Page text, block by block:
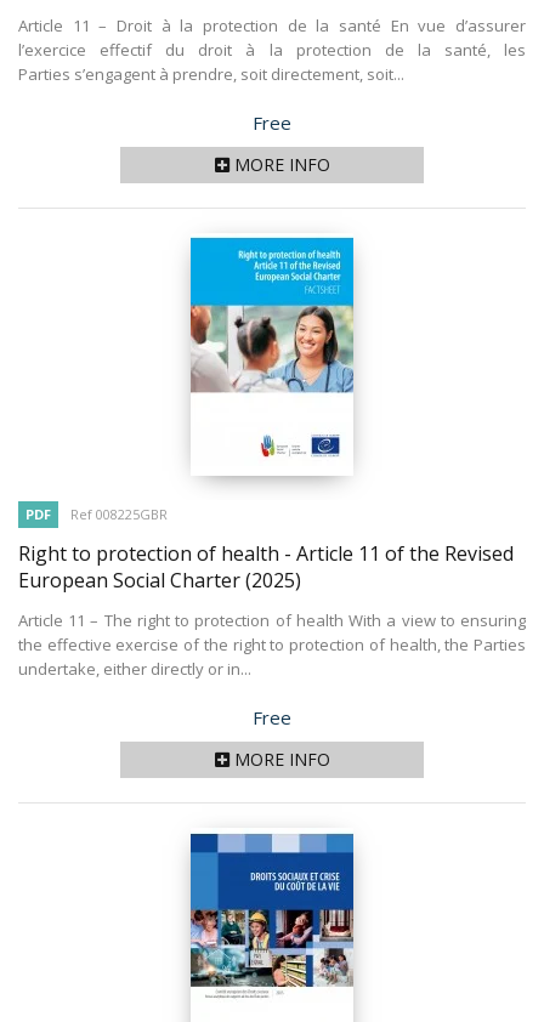
Article 11 – Droit à la protection de la santé En vue d’assurer
l’exercice effectif du droit à la protection de la santé, les
Parties s’engagent à prendre, soit directement, soit...
Price
Free
MORE INFO
PDF Ref 008225GBR
Right to protection of health - Article 11 of the Revised
European Social Charter(2025)
Article 11 – The right to protection of health With a view to ensuring
the effective exercise of the right to protection of health, the Parties
undertake, either directly or in...
Price
Free
MORE INFO